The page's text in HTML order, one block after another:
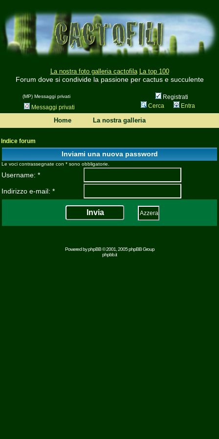
La nostra foto galleria cactofila La top 100
Forum dove si condivide la passione per cactus e succulente
(MP) Messaggi privati
Registrati
Messaggi privati
Cerca Entra
Home La nostra galleria
Indice forum
Inviami una nuova password
Le voci contrassegnate con * sono obbligatorie.
Username: *
Indirizzo e-mail: *
Powered byphpBB© 2001, 2005 phpBB Group
phpbb.it